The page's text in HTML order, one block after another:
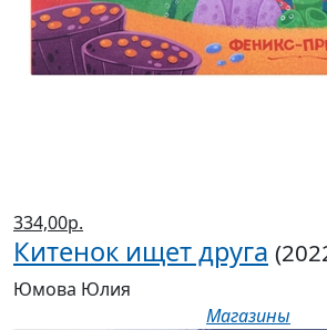
334,00р.
Китенок ищет друга
Юмова Юлия
Магазины